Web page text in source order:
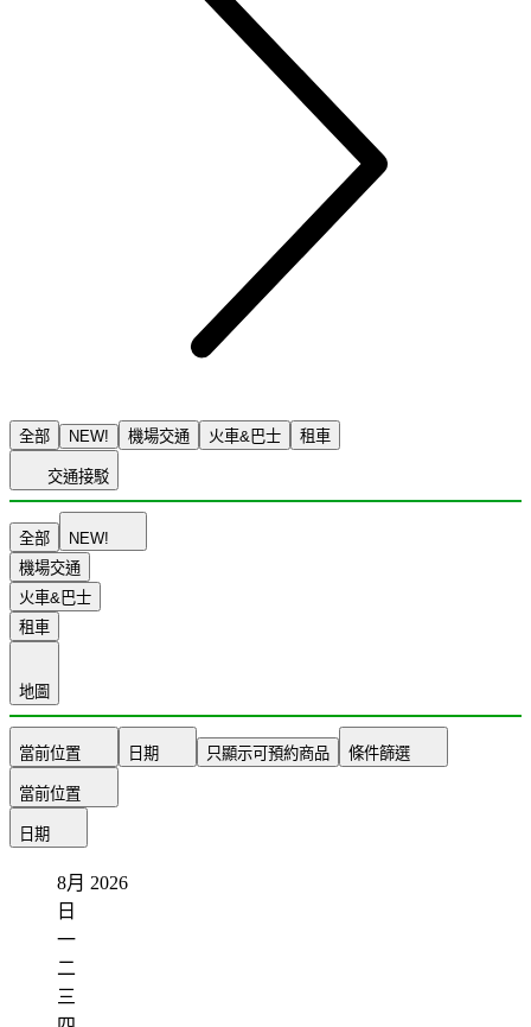
全部 NEW! 機場交通 火車&巴士 租車
交通接駁
全部
NEW!
機場交通
火車&巴士
租車
地圖
當前位置 日期 只顯示可預約商品 條件篩選
當前位置
日期
8月 2026
日
一
二
三